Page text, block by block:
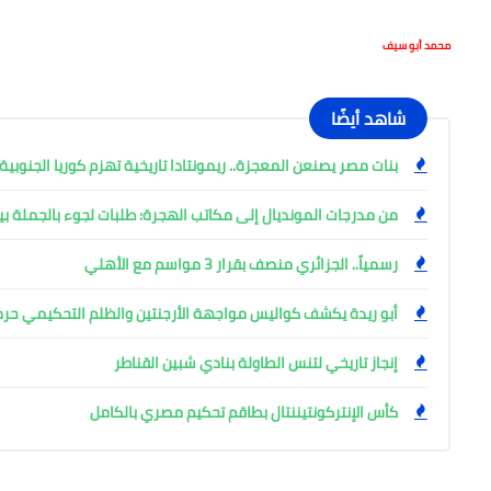
محمد أبو سيف
شاهد أيضًا
بنات مصر يصنعن المعجزة.. ريمونتادا تاريخية تهزم كوريا الجنوبية 28-27 في مونديال اليد
من مدرجات المونديال إلى مكاتب الهجرة: طلبات لجوء بالجملة
رسمياً.. الجزائري منصف بقرار 3 مواسم مع الأهلي
أبو ريدة يكشف كواليس مواجهة الأرجنتين والظلم التحكيمي
إنجاز تاريخي لتنس الطاولة بنادي شبين القناطر
كأس الإنتركونتيننتال بطاقم تحكيم مصري بالكامل